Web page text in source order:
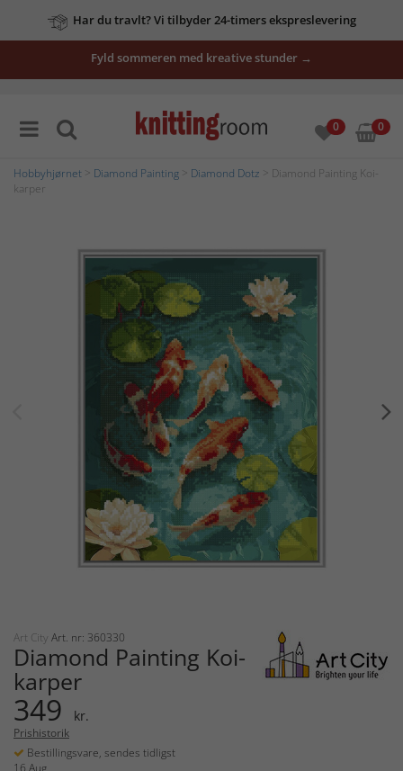
Har du travlt? Vi tilbyder 24-timers ekspreslevering
Fyld sommeren med kreative stunder →
0 0
Hobbyhjørnet Diamond Painting Diamond Dotz > Diamond Painting Koi-
karper
Art City Art. nr: 360330
Diamond Painting Koi-
karper
349 kr.
Prishistorik
Bestillingsvare, sendes tidligst
16 Aug